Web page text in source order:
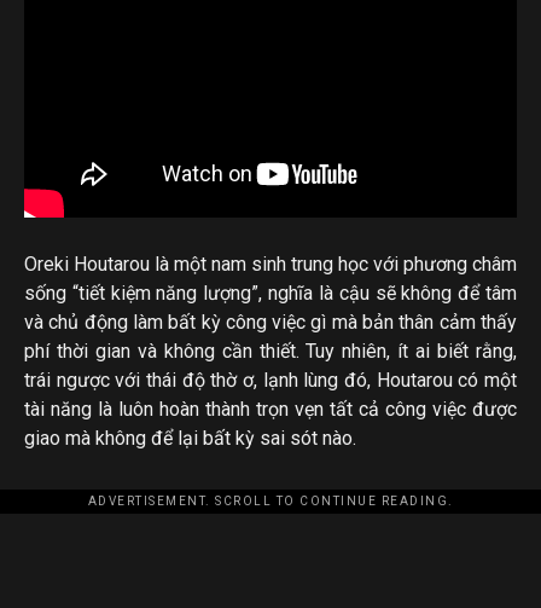
Oreki Houtarou là một nam sinh trung học với phương châm
sống “tiết kiệm năng lượng”, nghĩa là cậu sẽ không để tâm
và chủ động làm bất kỳ công việc gì mà bản thân cảm thấy
phí thời gian và không cần thiết. Tuy nhiên, ít ai biết rằng,
trái ngược với thái độ thờ ơ, lạnh lùng đó, Houtarou có một
tài năng là luôn hoàn thành trọn vẹn tất cả công việc được
giao mà không để lại bất kỳ sai sót nào.
ADVERTISEMENT. SCROLL TO CONTINUE READING.